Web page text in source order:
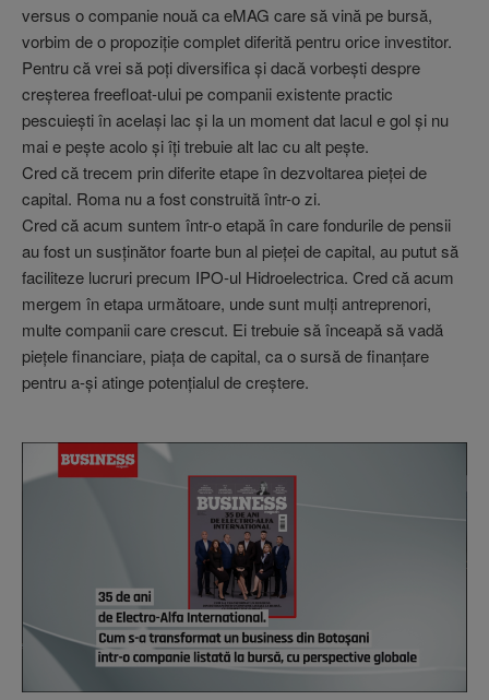
versus o companie nouă ca eMAG care să vină pe bursă,
vorbim de o propoziţie complet diferită pentru orice investitor.
Pentru că vrei să poţi diversifica şi dacă vorbeşti despre
creşterea freefloat-ului pe companii existente practic
pescuieşti în acelaşi lac şi la un moment dat lacul e gol şi nu
mai e peşte acolo şi îţi trebuie alt lac cu alt peşte.
Cred că trecem prin diferite etape în dezvoltarea pieţei de
capital. Roma nu a fost construită într-o zi.
Cred că acum suntem într-o etapă în care fondurile de pensii
au fost un susţinător foarte bun al pieţei de capital, au putut să
faciliteze lucruri precum IPO-ul Hidroelectrica. Cred că acum
mergem în etapa următoare, unde sunt mulţi antreprenori,
multe companii care crescut. Ei trebuie să înceapă să vadă
pieţele financiare, piaţa de capital, ca o sursă de finanţare
pentru a-şi atinge potenţialul de creştere.